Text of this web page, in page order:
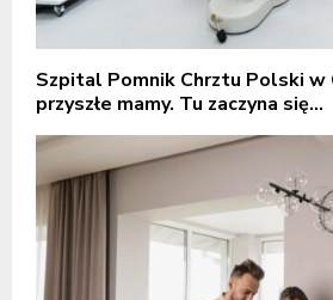
Szpital Pomnik Chrztu Polski w
przyszłe mamy. Tu zaczyna się...